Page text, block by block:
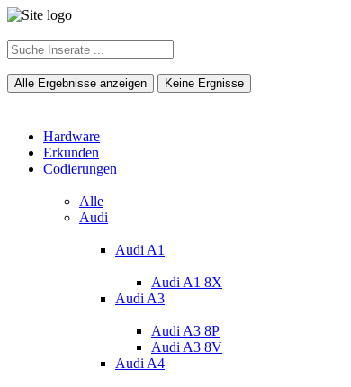
Alle Ergebnisse anzeigen Keine Ergnisse
Hardware
Erkunden
Codierungen
Alle
Audi
Audi A1
Audi A1 8X
Audi A3
Audi A3 8P
Audi A3 8V
Audi A4